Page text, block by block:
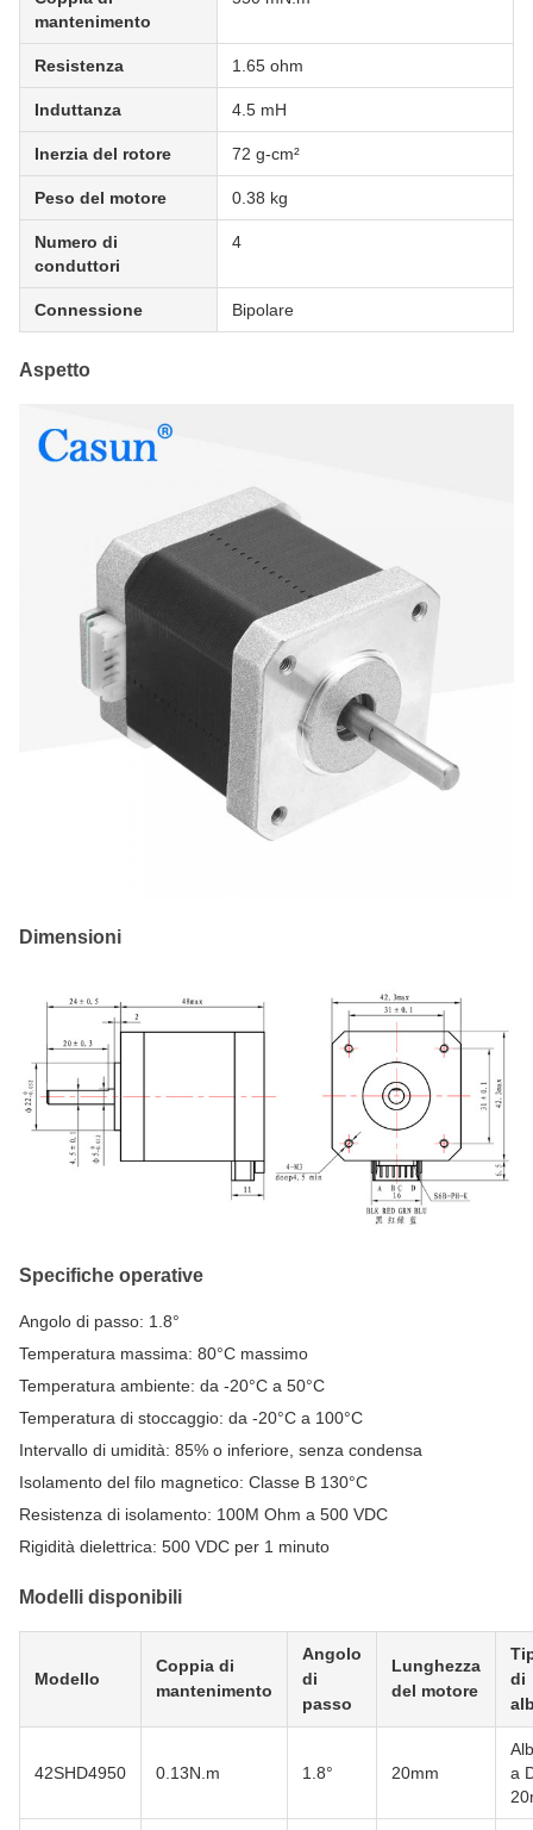
mantenimento
Resistenza 1.65 ohm
Induttanza 4.5 mH
Inerzia del rotore 72 g-cm²
Peso del motore 0.38 kg
Numero di
conduttori
4
Connessione Bipolare
Aspetto
Dimensioni
Specifiche operative
Angolo di passo: 1.8°
Temperatura massima: 80°C massimo
Temperatura ambiente: da -20°C a 50°C
Temperatura di stoccaggio: da -20°C a 100°C
Intervallo di umidità: 85% o inferiore, senza condensa
Isolamento del filo magnetico: Classe B 130°C
Resistenza di isolamento: 100M Ohm a 500 VDC
Rigidità dielettrica: 500 VDC per 1 minuto
Modelli disponibili
Modello
Coppia di
mantenimento
Angolo
di
passo
Lunghezza
del motore
di
42SHD4950 0.13N.m 1.8° 20mm
a